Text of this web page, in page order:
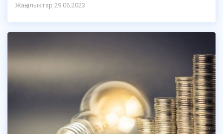
Жаңылыктар 29.06.2023